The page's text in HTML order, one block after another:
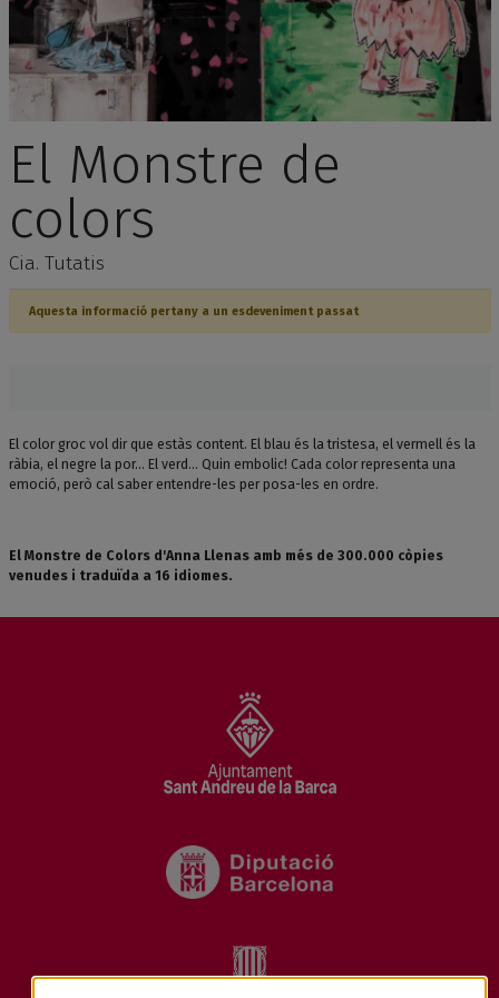
El Monstre de
colors
Cia. Tutatis
Aquesta informació pertany a un esdeveniment passat
El color groc vol dir que estàs content. El blau és la tristesa, el vermell és la
ràbia, el negre la por... El verd... Quin embolic! Cada color representa una
emoció, però cal saber entendre-les per posa-les en ordre.
El Monstre de Colors d'Anna Llenas amb més de 300.000 còpies
venudes i traduïda a 16 idiomes.